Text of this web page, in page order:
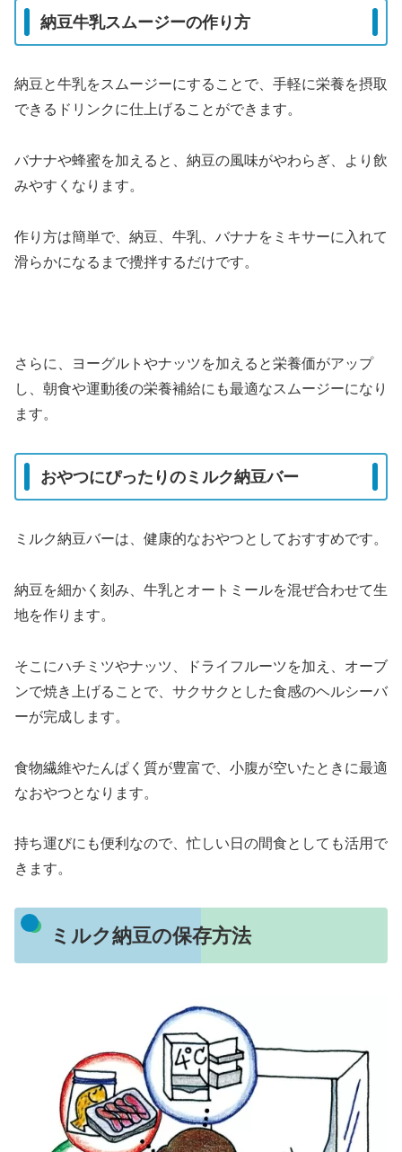
納豆牛乳スムージーの作り方
納豆と牛乳をスムージーにすることで、手軽に栄養を摂取
できるドリンクに仕上げることができます。
バナナや蜂蜜を加えると、納豆の風味がやわらぎ、より飲
みやすくなります。
作り方は簡単で、納豆、牛乳、バナナをミキサーに入れて
滑らかになるまで攪拌するだけです。
さらに、ヨーグルトやナッツを加えると栄養価がアップ
し、朝食や運動後の栄養補給にも最適なスムージーになり
ます。
おやつにぴったりのミルク納豆バー
ミルク納豆バーは、健康的なおやつとしておすすめです。
納豆を細かく刻み、牛乳とオートミールを混ぜ合わせて生
地を作ります。
そこにハチミツやナッツ、ドライフルーツを加え、オーブ
ンで焼き上げることで、サクサクとした食感のヘルシーバ
ーが完成します。
食物繊維やたんぱく質が豊富で、小腹が空いたときに最適
なおやつとなります。
持ち運びにも便利なので、忙しい日の間食としても活用で
きます。
ミルク納豆の保存方法